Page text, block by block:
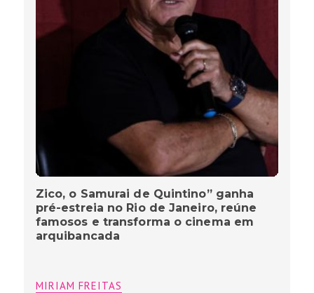
Zico, o Samurai de Quintino” ganha
pré-estreia no Rio de Janeiro, reúne
famosos e transforma o cinema em
arquibancada
MIRIAM FREITAS